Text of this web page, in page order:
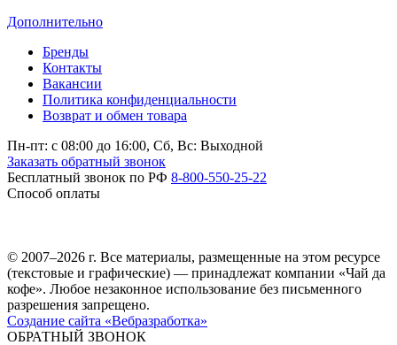
Дополнительно
Бренды
Контакты
Вакансии
Политика конфиденциальности
Возврат и обмен товара
Пн-пт: c 08:00 до 16:00, Сб, Вс: Выходной
Заказать обратный звонок
Бесплатный звонок по РФ 8-800-550-25-22
Способ оплаты
© 2007–2026 г. Все материалы, размещенные на этом ресурсе
(текстовые и графические) — принадлежат компании «Чай да
кофе». Любое незаконное использование без письменного
разрешения запрещено.
Создание сайта «Вебразработка»
ОБРАТНЫЙ ЗВОНОК